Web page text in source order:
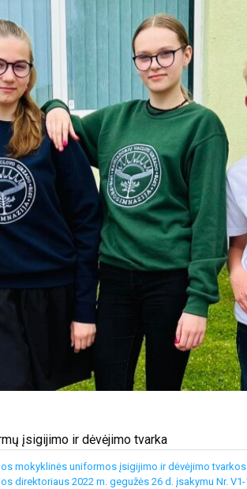
įsigijimo ir dėvėjimo tvarka
mokyklinės uniformos įsigijimo ir dėvėjimo
direktoriaus 2022 m. gegužės 26 d. įsakymu Nr.